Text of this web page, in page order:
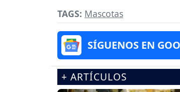
TAGS: Mascotas
SÍGUENOS EN
+ ARTÍCULOS